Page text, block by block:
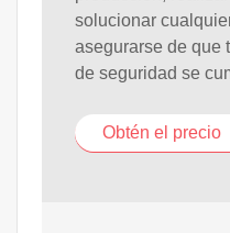
solucionar
asegurarse de que
de seguridad se
Obtén el precio